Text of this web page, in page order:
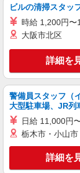
アルバイト パート
コンパスグループ
(
キー
アルバイト パート
そんぽの家 東六郷
ビルの清掃スタッ
時給 1,200円〜
大阪市北区
詳細を
警備員スタッフ（
大型駐車場、JR列
日給 11,000円
栃木市・小山
詳細を